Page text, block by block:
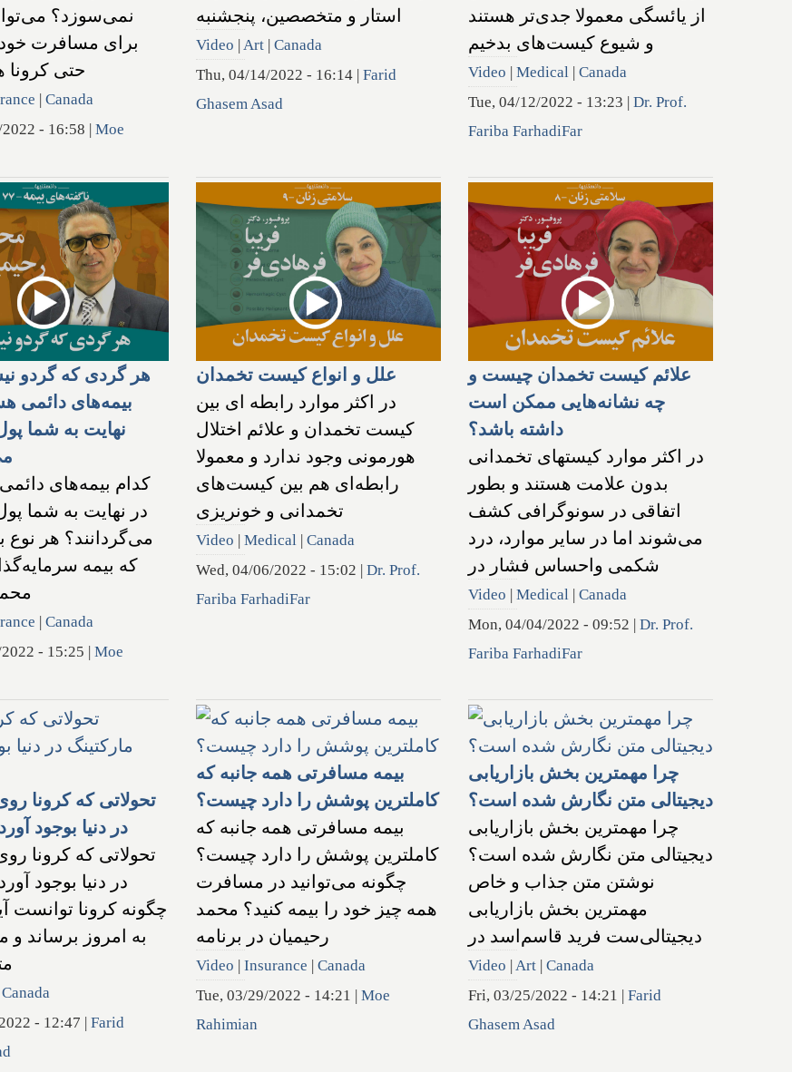
نمی‌سوزد؟
برای مسافرت خود
حتی
| Canada
- 16:58 | Moe
استار و متخصصین، پنجشنبه
Video |Art | Canada
Thu, 04/14/2022 - 16:14 | Farid
Ghasem Asad
از یائسگی معمولا جدی‌تر هستند
و شیوع کیست‌های بدخیم
Video | Medical | Canada
Tue, 04/12/2022 - 13:23 | Dr. Prof.
Fariba FarhadiFar
هر گردی که گردو
بیمه‌های دائمی
نهایت به شما
کدام بیمه‌های
در نهایت به شما
می‌گردانند؟ هر نوع
که بیمه
| Canada
- 15:25 | Moe
علل و انواع کیست تخمدان
در اکثر موارد رابطه ای بین
کیست تخمدان و علائم اختلال
هورمونی وجود ندارد و معمولا
رابطه‌ای هم بین کیست‌های
تخمدانی و خونریزی
Video | Medical | Canada
Wed, 04/06/2022 - 15:02 | Dr. Prof.
Fariba FarhadiFar
علائم کیست تخمدان چیست و
چه نشانه‌هایی ممکن است
داشته باشد؟
در اکثر موارد کیستهای تخمدانی
بدون علامت هستند و بطور
اتفاقی در سونوگرافی کشف
می‌شوند اما در سایر موارد، درد
شکمی واحساس فشار در
Video | Medical | Canada
Mon, 04/04/2022 - 09:52 | Dr. Prof.
Fariba FarhadiFar
تحولاتی که کرونا
در دنیا بوجود
تحولاتی که کرونا
در دنیا بوجود
چگونه کرونا توانست
به امروز برساند و
Canada
- 12:47 | Farid
بیمه مسافرتی همه جانبه که
کاملترین پوشش را دارد چیست؟
بیمه مسافرتی همه جانبه که
کاملترین پوشش را دارد چیست؟
چگونه می‌توانید در مسافرت
همه چیز خود را بیمه کنید؟ محمد
رحیمیان در برنامه
Video | Insurance | Canada
Tue, 03/29/2022 - 14:21 | Moe
Rahimian
چرا مهمترین بخش بازاریابی
دیجیتالی متن نگارش شده است؟
چرا مهمترین بخش بازاریابی
دیجیتالی متن نگارش شده است؟
نوشتن متن جذاب و خاص
مهمترین بخش بازاریابی
دیجیتالی‌ست فرید قاسم‌اسد در
Video |Art | Canada
Fri, 03/25/2022 - 14:21 | Farid
Ghasem Asad